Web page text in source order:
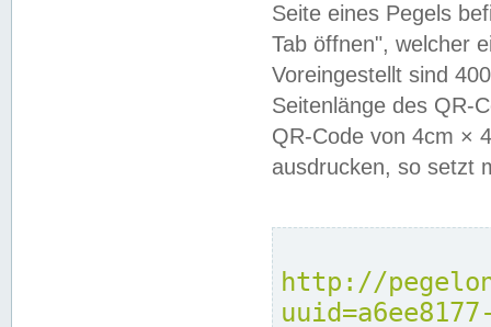
Seite eines Pegels
Tab öffnen", welcher
Voreingestellt sind
Seitenlänge des QR-
QR-Code von 4cm ×
ausdrucken, so setzt
http://